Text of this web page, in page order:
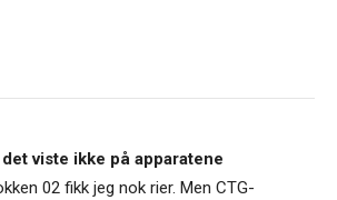
viste ikke på apparatene
02 fikk jeg nok rier. Men CTG-